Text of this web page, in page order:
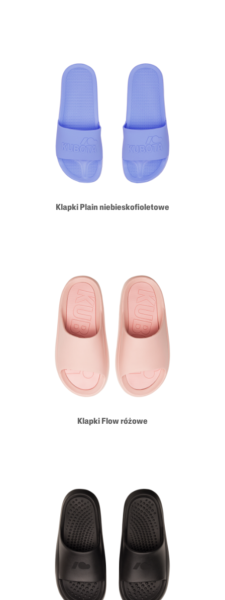
Klapki Plain niebieskofioletowe
Klapki Flow różowe